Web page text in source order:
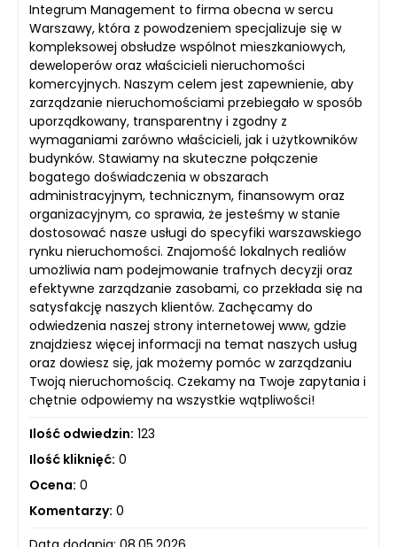
Integrum Management to firma obecna w sercu
Warszawy, która z powodzeniem specjalizuje się w
kompleksowej obsłudze wspólnot mieszkaniowych,
deweloperów oraz właścicieli nieruchomości
komercyjnych. Naszym celem jest zapewnienie, aby
zarządzanie nieruchomościami przebiegało w sposób
uporządkowany, transparentny i zgodny z
wymaganiami zarówno właścicieli, jak i użytkowników
budynków. Stawiamy na skuteczne połączenie
bogatego doświadczenia w obszarach
administracyjnym, technicznym, finansowym oraz
organizacyjnym, co sprawia, że jesteśmy w stanie
dostosować nasze usługi do specyfiki warszawskiego
rynku nieruchomości. Znajomość lokalnych realiów
umożliwia nam podejmowanie trafnych decyzji oraz
efektywne zarządzanie zasobami, co przekłada się na
satysfakcję naszych klientów. Zachęcamy do
odwiedzenia naszej strony internetowej www, gdzie
znajdziesz więcej informacji na temat naszych usług
oraz dowiesz się, jak możemy pomóc w zarządzaniu
Twoją nieruchomością. Czekamy na Twoje zapytania i
chętnie odpowiemy na wszystkie wątpliwości!
Ilość odwiedzin: 123
Ilość kliknięć: 0
Ocena: 0
Komentarzy: 0